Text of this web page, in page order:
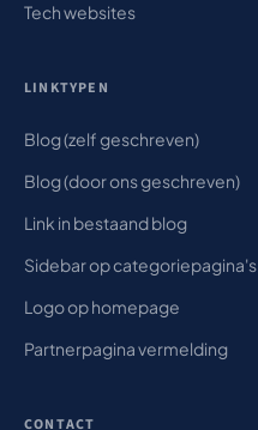
Tech websites
LINKTYPEN
Blog (zelf geschreven)
Blog (door ons geschreven)
Link in bestaand blog
Sidebar op categoriepagina's
Logo op homepage
Partnerpagina vermelding
CONTACT